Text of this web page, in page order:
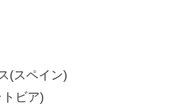
(スペイン)
ビア)